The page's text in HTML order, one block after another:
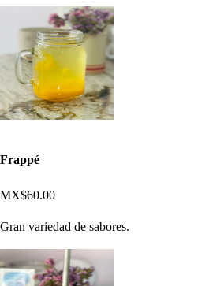
Frappé
MX$60.00
Gran variedad de sabores.